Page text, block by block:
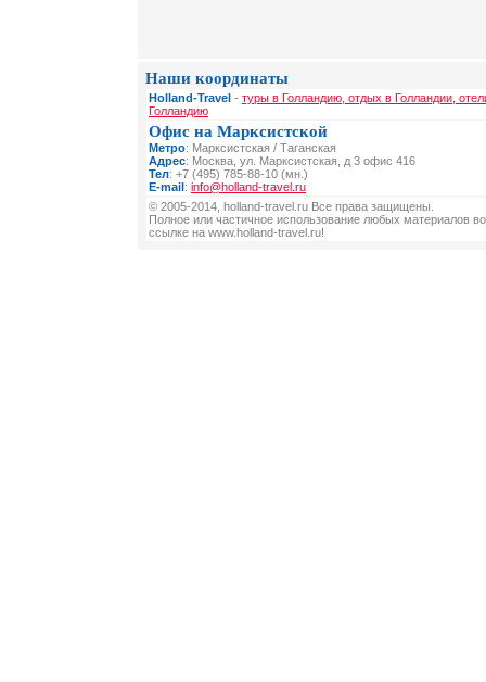
Наши координаты
Holland-Travel - туры в Голландию, отдых в Голландии,
Голландию
Офис на Марксистской
Метро: Марксистская / Таганская
Адрес: Москва, ул. Марксистская, д 3 офис 416
Тел: +7 (495) 785-88-10 (мн.)
E-mail: info@holland-travel.ru
© 2005-2014, holland-travel.ru Все права защищены.
Полное или частичное использование любых материалов
ссылке на www.holland-travel.ru!